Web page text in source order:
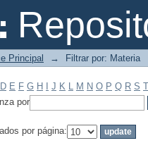
por: Materia
Principal → Filtrar por: Materia
D E F G H J K L M N O P Q R S T
por
por página: